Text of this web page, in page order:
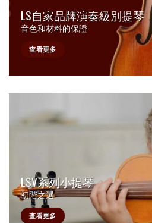
LS自家品牌演奏級別提琴
音色和材料的保證
查看更多
LSV系列小提琴
初階之選
查看更多